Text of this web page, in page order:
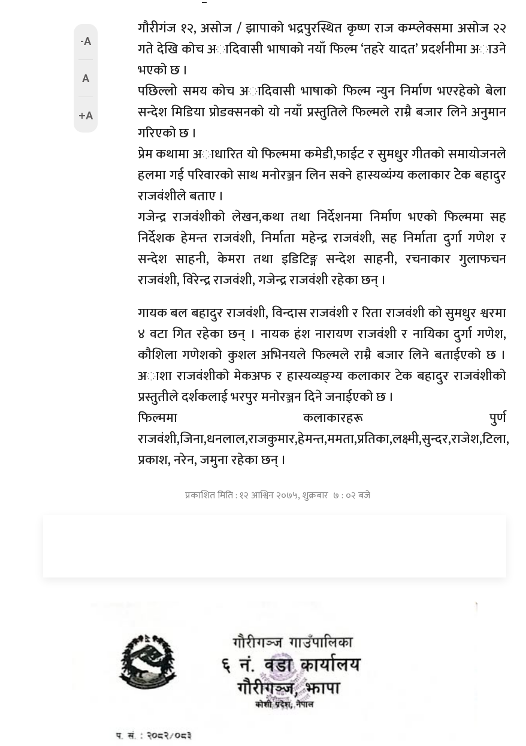
-A
A
+A
गाैरीगंज १२, असाेज / झापाकाे भद्रपुरस्थित कृष्ण राज कम्प्लेक्समा असाेज २२
गते देखि काेच अादिवासी भाषाकाे नयाँ फिल्म ‘तहरे यादत’ प्रदर्शनीमा अाउने
भएकाे छ ।
पछिल्लो समय काेच अादिवासी भाषाकाे फिल्म न्युन निर्माण भएरहेकाे बेला
सन्देश मिडिया प्राेडक्सनकाे याे नयाँ प्रस्तुतिले फिल्मले राम्रै बजार लिने अनुमान
गरिएकाे छ ।
प्रेम कथामा अाधारित याे फिल्ममा कमेडी,फाईट र सुमधुर गीतकाे समायाेजनले
हलमा गई परिवारकाे साथ मनाेरञ्जन लिन सक्ने हास्यव्यंग्य कलाकार टेेेक बहादुर
राजवंशीले बताए ।
गजेन्द्र राजवंशीकाे लेखन,कथा तथा निर्देशनमा निर्माण भएकाे फिल्ममा सह
निर्देशक हेमन्त राजवंशी, निर्माता महेन्द्र राजवंशी, सह निर्माता दुर्गा गणेश र
सन्देश साहनी, केमरा तथा इडिटिङ्ग सन्देश साहनी, रचनाकार गुलाफचन
राजवंशी, विरेन्द्र राजवंशी, गजेन्द्र राजवंशी रहेका छन् ।
गायक बल बहादुर राजवंशी, विन्दास राजवंशी र रिता राजवंशी काे सुमधुर श्वरमा
४ वटा गित रहेका छन् । नायक हंश नारायण राजवंशी र नायिका दुर्गा गणेश,
काैशिला गणेशकाे कुशल अभिनयले फिल्मले राम्रै बजार लिने बताईएकाे छ ।
अाशा राजवंशीकाे मेकअफ र हास्यव्यङ्ग्य कलाकार टेक बहादुर राजवंशीकाे
प्रस्तुतीले दर्शकलाई भरपुर मनाेरञ्जन दिने जनाईएकाे छ ।
फिल्ममा कलाकारहरू पुर्ण
राजवंशी,जिना,धनलाल,राजकुमार,हेमन्त,ममता,प्रतिका,लक्ष्मी,सुन्दर,राजेश,टिला,
प्रकाश, नरेन, जमुना रहेका छन् ।
प्रकाशित मिति : १२ आश्विन २०७५, शुक्रबार ७ : ०२ बजे